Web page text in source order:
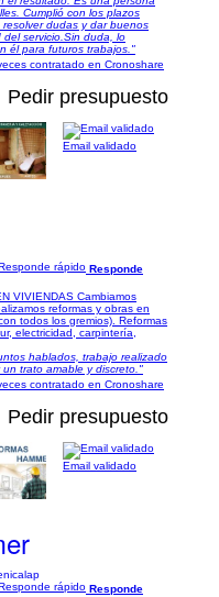
Cumplió con los plazos
dudas y dar buenos
del servicio.Sin duda, lo
él para futuros trabajos."
contratado en Cronoshare
Pedir presupuesto
Email validado
Responde
VIVIENDAS Cambiamos
reformas y obras en
todos los gremios). Reformas
electricidad, carpintería,
hablados, trabajo realizado
trato amable y discreto."
contratado en Cronoshare
Pedir presupuesto
Email validado
Responde